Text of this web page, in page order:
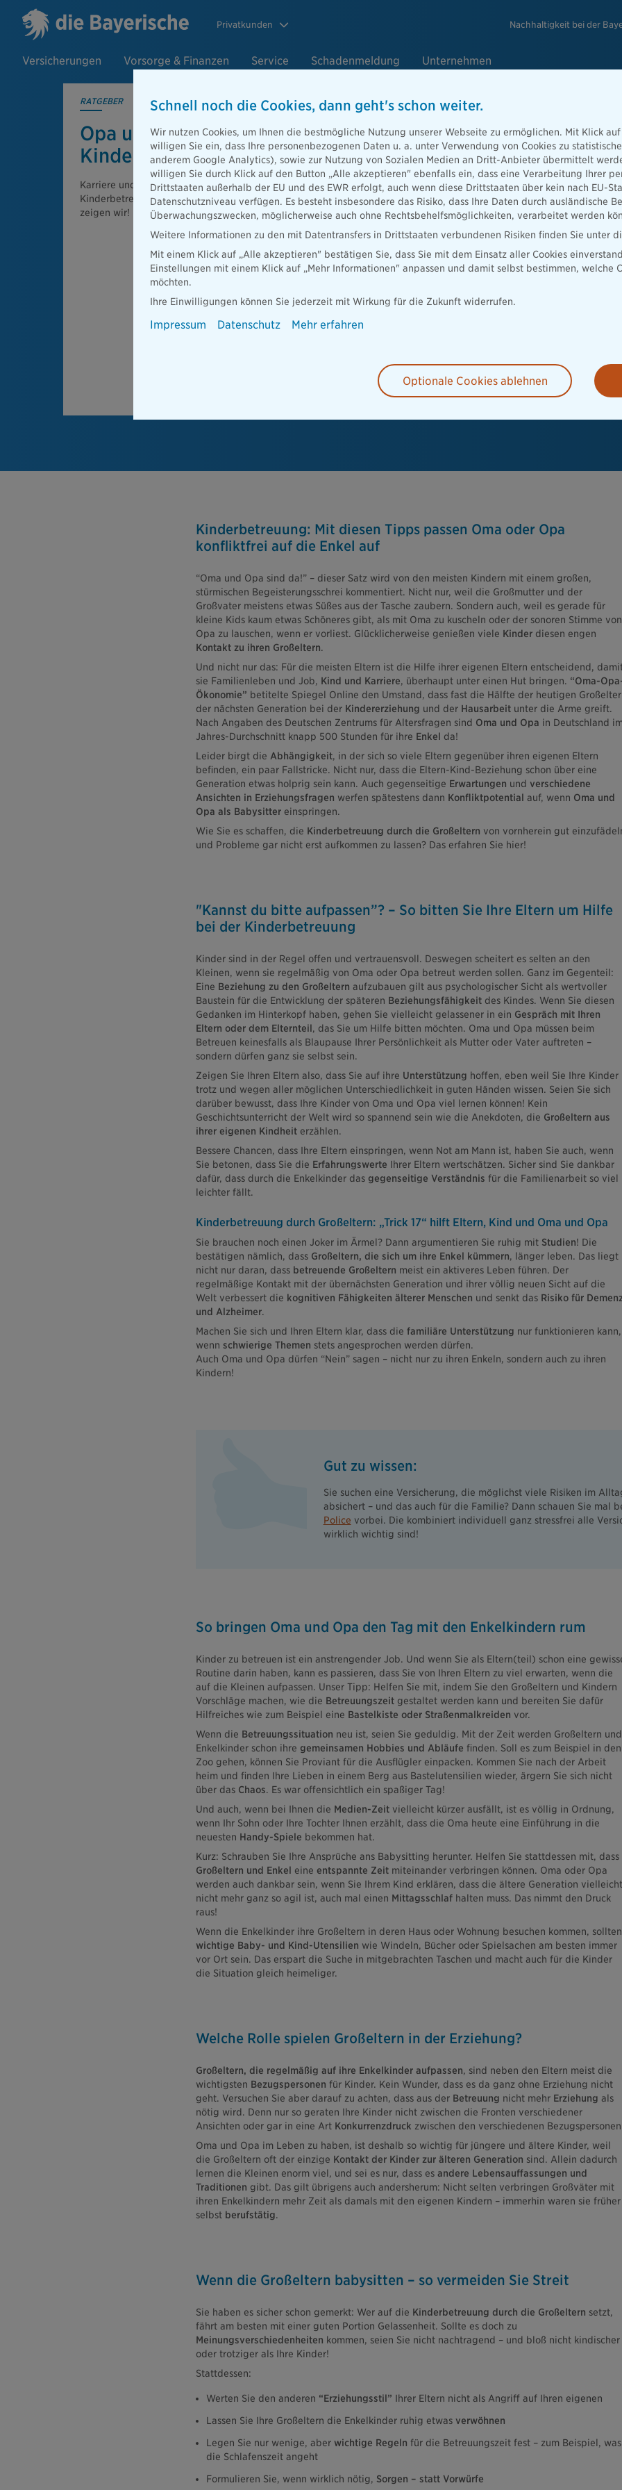
Privatkunden Nachhaltigkeit bei der
Versicherungen Vorsorge & Finanzen Service Schadenmeldung Unternehmen
RATGEBER
Opa und Oma als
Kinderbetreuung
Karriere und Kinder: Ohne Großeltern klappt's oft nicht. Wie die
Kinderbetreuung mit Oma und Opa reibungslos funktioniert,
zeigen wir!
Kinderbetreuung: Mit diesen Tipps passen Oma oder Opa
konfliktfrei auf die Enkel auf
“Oma und Opa sind da!” – dieser Satz wird von den meisten Kindern mit einem großen,
stürmischen Begeisterungsschrei kommentiert. Nicht nur, weil die Großmutter und der
Großvater meistens etwas Süßes aus der Tasche zaubern. Sondern auch, weil es gerade für
kleine Kids kaum etwas Schöneres gibt, als mit Oma zu kuscheln oder der sonoren Stimme von
Opa zu lauschen, wenn er vorliest. Glücklicherweise genießen viele Kinderdiesen engen
Kontakt zu ihren Großeltern.
Und nicht nur das: Für die meisten Eltern ist die Hilfe ihrer eigenen Eltern entscheidend,
sie Familienleben und Job, Kind und Karriere, überhaupt unter einen Hut bringen. “Oma-
Ökonomie” betitelte Spiegel Online den Umstand, dass fast die Hälfte der heutigen
der nächsten Generation bei der Kindererziehung und der Hausarbeitunter die Arme greift.
Nach Angaben des Deutschen Zentrums für Altersfragen sind Oma und Opa in Deutschland
Jahres-Durchschnitt knapp 500 Stunden für ihre Enkel da!
Leider birgt die Abhängigkeit, in der sich so viele Eltern gegenüber ihren eigenen Eltern
befinden, ein paar Fallstricke. Nicht nur, dass die Eltern-Kind-Beziehung schon über eine
Generation etwas holprig sein kann. Auch gegenseitige Erwartungen und verschiedene
Ansichten in Erziehungsfragen werfen spätestens dann Konfliktpotential auf, wenn Oma und
Opa als Babysittereinspringen.
Wie Sie es schaffen, die Kinderbetreuung durch die Großeltern von vornherein gut
und Probleme gar nicht erst aufkommen zu lassen? Das erfahren Sie hier!
"Kannst du bitte aufpassen”? – So bitten Sie Ihre Eltern um Hilfe
bei der Kinderbetreuung
Kinder sind in der Regel offen und vertrauensvoll. Deswegen scheitert es selten an den
Kleinen, wenn sie regelmäßig von Oma oder Opa betreut werden sollen. Ganz im Gegenteil:
Eine Beziehung zu den Großeltern aufzubauen gilt aus psychologischer Sicht als wertvoller
Baustein für die Entwicklung der späteren Beziehungsfähigkeitdes Kindes. Wenn Sie diesen
Gedanken im Hinterkopf haben, gehen Sie vielleicht gelassener in ein Gespräch mit Ihren
Eltern oder dem Elternteil, das Sie um Hilfe bitten möchten. Oma und Opa müssen beim
Betreuen keinesfalls als Blaupause Ihrer Persönlichkeit als Mutter oder Vater auftreten –
sondern dürfen ganz sie selbst sein.
Zeigen Sie Ihren Eltern also, dass Sie auf ihre Unterstützung hoffen, eben weil Sie Ihre Kinder
trotz und wegen aller möglichen Unterschiedlichkeit in guten Händen wissen. Seien Sie sich
darüber bewusst, dass Ihre Kinder von Oma und Opa viel lernen können! Kein
Geschichtsunterricht der Welt wird so spannend sein wie die Anekdoten, die Großeltern aus
ihrer eigenen Kindheiterzählen.
Bessere Chancen, dass Ihre Eltern einspringen, wenn Not am Mann ist, haben Sie auch, wenn
Sie betonen, dass Sie die Erfahrungswerte Ihrer Eltern wertschätzen. Sicher sind Sie dankbar
dafür, dass durch die Enkelkinder das gegenseitige Verständnis für die Familienarbeit so viel
leichter fällt.
Kinderbetreuung durch Großeltern: „Trick 17“ hilft Eltern, Kind und Oma und Opa
Sie brauchen noch einen Joker im Ärmel? Dann argumentieren Sie ruhig mit Studien! Die
bestätigen nämlich, dass Großeltern, die sich um ihre Enkel kümmern, länger leben. Das liegt
nicht nur daran, dass betreuende Großeltern meist ein aktiveres Leben führen. Der
regelmäßige Kontakt mit der übernächsten Generation und ihrer völlig neuen Sicht auf die
Welt verbessert die kognitiven Fähigkeiten älterer Menschen und senkt das Risiko für
und Alzheimer.
Machen Sie sich und Ihren Eltern klar, dass die familiäre Unterstützung nur funktionieren kann,
wenn schwierige Themen stets angesprochen werden dürfen.
Auch Oma und Opa dürfen “Nein” sagen – nicht nur zu ihren Enkeln, sondern auch zu ihren
Kindern!
Gut zu wissen:
Sie suchen eine Versicherung, die möglichst viele Risiken im
absichert – und das auch für die Familie? Dann schauen Sie mal
Police vorbei. Die kombiniert individuell ganz stressfrei alle
wirklich wichtig sind!
So bringen Oma und Opa den Tag mit den Enkelkindern rum
Kinder zu betreuen ist ein anstrengender Job. Und wenn Sie als Eltern(teil) schon eine
Routine darin haben, kann es passieren, dass Sie von Ihren Eltern zu viel erwarten, wenn die
auf die Kleinen aufpassen. Unser Tipp: Helfen Sie mit, indem Sie den Großeltern und Kindern
Vorschläge machen, wie die Betreuungszeitgestaltet werden kann und bereiten Sie dafür
Hilfreiches wie zum Beispiel eine Bastelkiste oder Straßenmalkreiden vor.
Wenn die Betreuungssituation neu ist, seien Sie geduldig. Mit der Zeit werden Großeltern und
Enkelkinder schon ihre gemeinsamen Hobbies und Abläufe finden. Soll es zum Beispiel in den
Zoo gehen, können Sie Proviant für die Ausflügler einpacken. Kommen Sie nach der Arbeit
heim und finden Ihre Lieben in einem Berg aus Bastelutensilien wieder, ärgern Sie sich nicht
über das Chaos. Es war offensichtlich ein spaßiger Tag!
Und auch, wenn bei Ihnen die Medien-Zeitvielleicht kürzer ausfällt, ist es völlig in Ordnung,
wenn Ihr Sohn oder Ihre Tochter Ihnen erzählt, dass die Oma heute eine Einführung in die
neuesten Handy-Spiele bekommen hat.
Kurz: Schrauben Sie Ihre Ansprüche ans Babysitting herunter. Helfen Sie stattdessen mit, dass
Großeltern und Enkel eine entspannte Zeitmiteinander verbringen können. Oma oder Opa
werden auch dankbar sein, wenn Sie Ihrem Kind erklären, dass die ältere Generation vielleicht
nicht mehr ganz so agil ist, auch mal einen Mittagsschlafhalten muss. Das nimmt den Druck
raus!
Wenn die Enkelkinder ihre Großeltern in deren Haus oder Wohnung besuchen kommen, sollten
wichtige Baby- und Kind-Utensilien wie Windeln, Bücher oder Spielsachen am besten immer
vor Ort sein. Das erspart die Suche in mitgebrachten Taschen und macht auch für die Kinder
die Situation gleich heimeliger.
Welche Rolle spielen Großeltern in der Erziehung?
Großeltern, die regelmäßig auf ihre Enkelkinder aufpassen, sind neben den Eltern meist die
wichtigsten Bezugspersonen für Kinder. Kein Wunder, dass es da ganz ohne Erziehung nicht
geht. Versuchen Sie aber darauf zu achten, dass aus der Betreuung nicht mehr Erziehung als
nötig wird. Denn nur so geraten Ihre Kinder nicht zwischen die Fronten verschiedener
Ansichten oder gar in eine Art Konkurrenzdruck zwischen den verschiedenen
Oma und Opa im Leben zu haben, ist deshalb so wichtig für jüngere und ältere Kinder, weil
die Großeltern oft der einzige Kontakt der Kinder zur älteren Generation sind. Allein dadurch
lernen die Kleinen enorm viel, und sei es nur, dass es andere Lebensauffassungen und
Traditionen gibt. Das gilt übrigens auch andersherum: Nicht selten verbringen Großväter mit
ihren Enkelkindern mehr Zeit als damals mit den eigenen Kindern – immerhin waren sie früher
selbst berufstätig.
Wenn die Großeltern babysitten – so vermeiden Sie Streit
Sie haben es sicher schon gemerkt: Wer auf die Kinderbetreuung durch die Großeltern setzt,
fährt am besten mit einer guten Portion Gelassenheit. Sollte es doch zu
Meinungsverschiedenheiten kommen, seien Sie nicht nachtragend – und bloß nicht kindischer
oder trotziger als Ihre Kinder!
Stattdessen:
Werten Sie den anderen “Erziehungsstil” Ihrer Eltern nicht als Angriff auf Ihren eigenen
Lassen Sie Ihre Großeltern die Enkelkinder ruhig etwas verwöhnen
Legen Sie nur wenige, aber wichtige Regeln für die Betreuungszeit fest – zum Beispiel, was
die Schlafenszeit angeht
Formulieren Sie, wenn wirklich nötig, Sorgen – statt Vorwürfe
Schnell noch die Cookies, dann geht's schon weiter.
Wir nutzen Cookies, um Ihnen die bestmögliche Nutzung unserer Webseite zu ermöglichen. Mit Klick
willigen Sie ein, dass Ihre personenbezogenen Daten u. a. unter Verwendung von Cookies zu
anderem Google Analytics), sowie zur Nutzung von Sozialen Medien an Dritt-Anbieter übermittelt
willigen Sie durch Klick auf den Button „Alle akzeptieren" ebenfalls ein, dass eine Verarbeitung Ihrer
Drittstaaten außerhalb der EU und des EWR erfolgt, auch wenn diese Drittstaaten über kein nach EU-
Datenschutzniveau verfügen. Es besteht insbesondere das Risiko, dass Ihre Daten durch ausländische
Überwachungszwecken, möglicherweise auch ohne Rechtsbehelfsmöglichkeiten, verarbeitet werden
Weitere Informationen zu den mit Datentransfers in Drittstaaten verbundenen Risiken finden Sie unter
Mit einem Klick auf „Alle akzeptieren" bestätigen Sie, dass Sie mit dem Einsatz aller Cookies
Einstellungen mit einem Klick auf „Mehr Informationen" anpassen und damit selbst bestimmen, welche
möchten.
Ihre Einwilligungen können Sie jederzeit mit Wirkung für die Zukunft widerrufen.
Impressum Datenschutz Mehr erfahren
Optionale Cookies ablehnen